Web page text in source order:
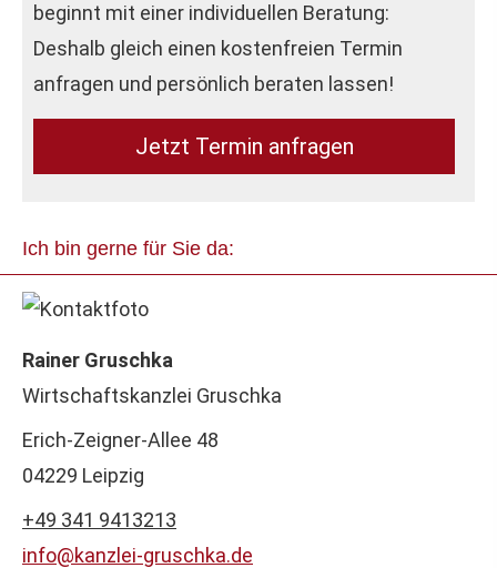
beginnt mit einer individuellen Beratung:
Deshalb gleich einen kostenfreien Termin
anfragen und persönlich beraten lassen!
Jetzt Termin anfragen
Ich bin gerne für Sie da:
Rainer Gruschka
Wirtschaftskanzlei Gruschka
Erich-Zeigner-Allee 48
04229 Leipzig
+49 341 9413213
info@kanzlei-gruschka.de